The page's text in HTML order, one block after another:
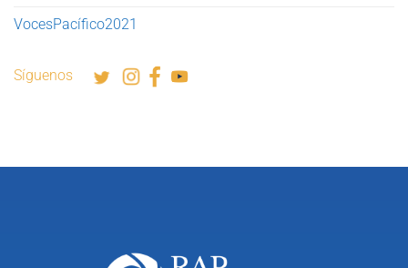
VocesPacífico2021
Síguenos